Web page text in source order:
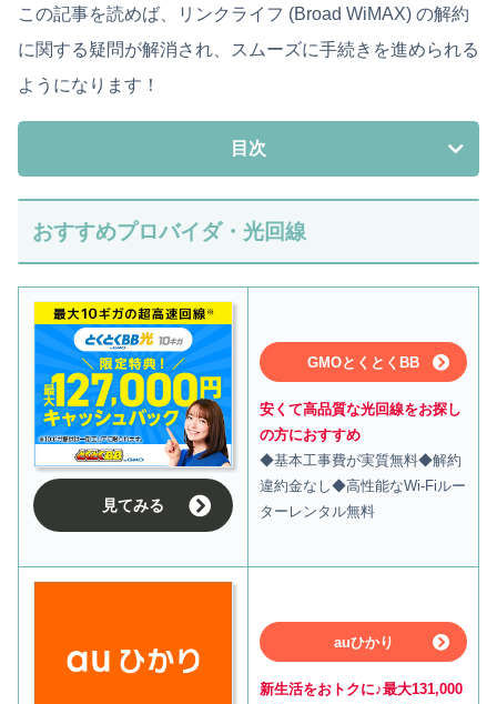
この記事を読めば、リンクライフ (Broad WiMAX) の解約
に関する疑問が解消され、スムーズに手続きを進められる
ようになります！
目次
おすすめプロバイダ・光回線
見てみる
GMOとくとくBB
安くて高品質な光回線をお探し
の方におすすめ
◆基本工事費が実質無料◆解約
違約金なし◆高性能なWi-Fiルー
ターレンタル無料
auひかり
新生活をおトクに♪最大131,000